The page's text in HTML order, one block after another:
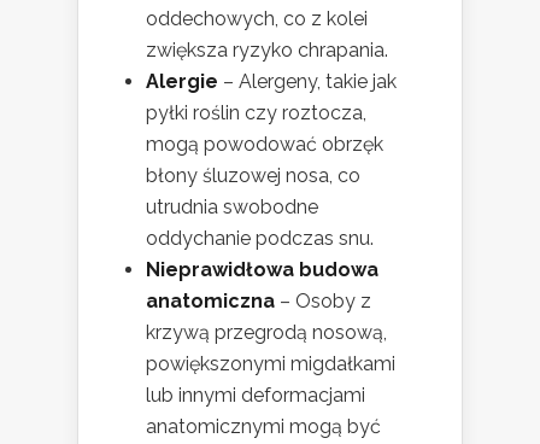
oddechowych, co z kolei
zwiększa ryzyko chrapania.
Alergie – Alergeny, takie jak
pyłki roślin czy roztocza,
mogą powodować obrzęk
błony śluzowej nosa, co
utrudnia swobodne
oddychanie podczas snu.
Nieprawidłowa budowa
anatomiczna – Osoby z
krzywą przegrodą nosową,
powiększonymi migdałkami
lub innymi deformacjami
anatomicznymi mogą być